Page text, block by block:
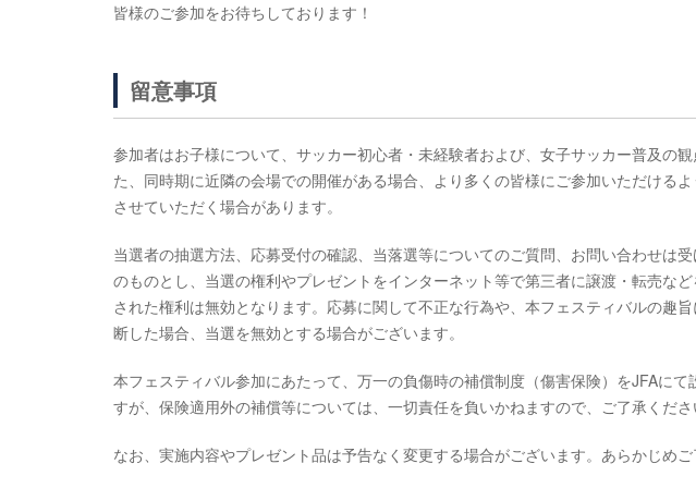
皆様のご参加をお待ちしております！
留意事項
参加者はお子様について、サッカー初心者・未経験者および、女子サッカー普及の
た、同時期に近隣の会場での開催がある場合、より多くの皆様にご参加いただける
させていただく場合があります。
当選者の抽選方法、応募受付の確認、当落選等についてのご質問、お問い合わせは
のものとし、当選の権利やプレゼントをインターネット等で第三者に譲渡・転売な
された権利は無効となります。応募に関して不正な行為や、本フェスティバルの趣
断した場合、当選を無効とする場合がございます。
本フェスティバル参加にあたって、万一の負傷時の補償制度（傷害保険）をJFAに
すが、保険適用外の補償等については、一切責任を負いかねますので、ご了承くださ
なお、実施内容やプレゼント品は予告なく変更する場合がございます。あらかじめご